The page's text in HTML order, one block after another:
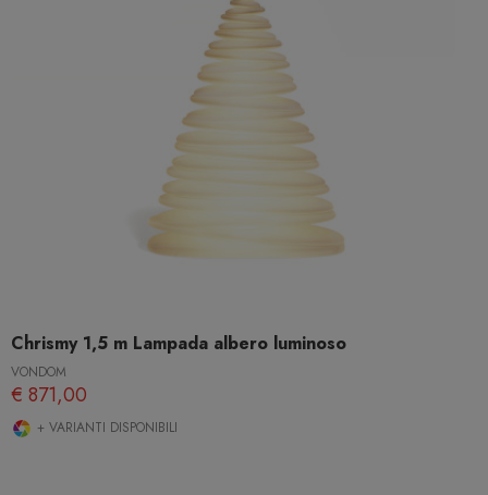
Chrismy 1,5 m Lampada albero luminoso
VONDOM
€ 871,00
+ VARIANTI DISPONIBILI